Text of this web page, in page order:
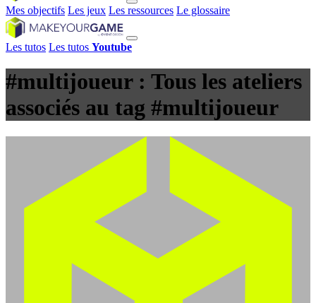
Mes objectifs Les jeux Les ressources Le glossaire
Les tutos Les tutos Youtube
#multijoueur : Tous les ateliers
associés au tag #multijoueur